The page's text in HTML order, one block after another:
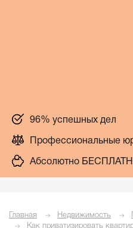
96% успешных дел
Профессиональные
Абсолютно
Главная Недвижимость
Как приватизировать